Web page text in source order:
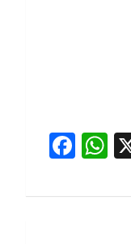
F
ce
W
at